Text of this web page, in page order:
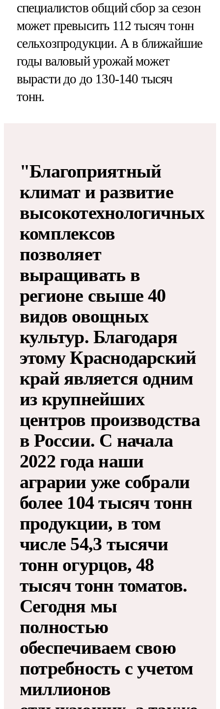
специалистов общий сбор за сезон
может превысить 112 тысяч тонн
сельхозпродукции. А в ближайшие
годы валовый урожай может
вырасти до до 130-140 тысяч
тонн.
"Благоприятный
климат и развитие
высокотехнологичных
комплексов
позволяет
выращивать в
регионе свыше 40
видов овощных
культур. Благодаря
этому Краснодарский
край является одним
из крупнейших
центров производства
в России. С начала
2022 года наши
аграрии уже собрали
более 104 тысяч тонн
продукции, в том
числе 54,3 тысячи
тонн огурцов, 48
тысяч тонн томатов.
Сегодня мы
полностью
обеспечиваем свою
потребность с учетом
миллионов